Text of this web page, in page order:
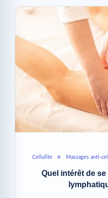
Cellulite Massages anti-
Quel intérêt de